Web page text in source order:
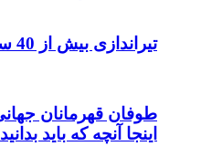
تیراندازی بیش از 40 سال رژه هالووین نیویورک
اینجا آنچه که باید بدانید